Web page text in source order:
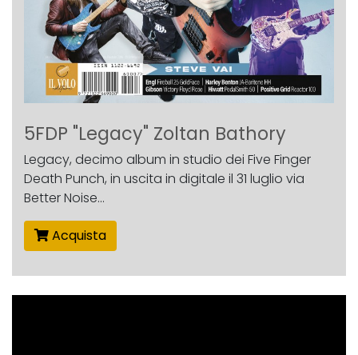
5FDP "Legacy" Zoltan Bathory
Legacy, decimo album in studio dei Five Finger
Death Punch, in uscita in digitale il 31 luglio via
Better Noise...
Acquista